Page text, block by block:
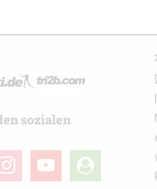
sozialen
youtube
user-
circle